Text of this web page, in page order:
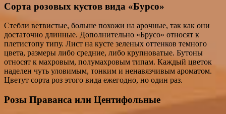
Сорта розовых кустов вида «Бурсо»
Стебли ветвистые, больше похожи на арочные, так как они
достаточно длинные. Дополнительно «Брусо» относят к
плетистопу типу. Лист на кусте зеленых оттенков темного
цвета, размеры либо средние, либо крупноватые. Бутоны
относят к махровым, полумахровым типам. Каждый цветок
наделен чуть уловимым, тонким и ненавязчивым ароматом.
Цветут сорта роз этого вида ежегодно, но один раз.
Розы Праванса или Центифольные